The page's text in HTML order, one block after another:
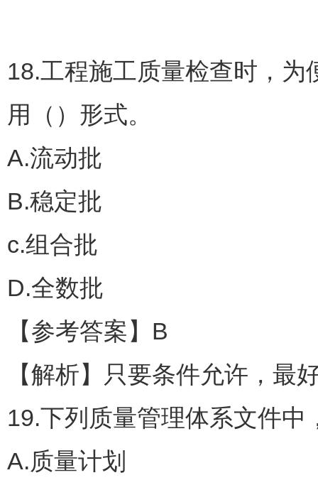
18.工程施工质量检查时，
用（）形式。
A.流动批
B.稳定批
c.组合批
D.全数批
【参考答案】B
【解析】只要条件允许，最
19.下列质量管理体系文件中
A.质量计划